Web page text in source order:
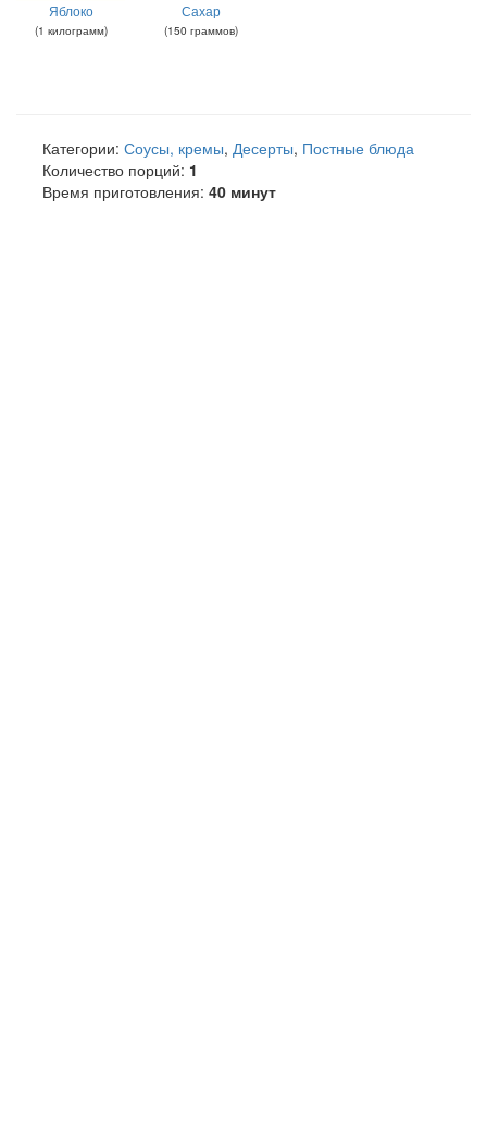
Яблоко
(1 килограмм)
Сахар
(150 граммов)
Категории: Соусы, кремы, Десерты, Постные блюда
Количество порций: 1
Время приготовления: 40 минут